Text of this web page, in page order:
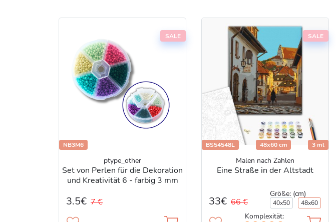
SALE
NB3M6
ptype_other
Set von Perlen für die Dekoration
und Kreativität 6 - farbig 3 mm
3.5€ 7 €
SALE
BS54548L 48x60 cm 3 ml
Malen nach Zahlen
Eine Straße in der Altstadt
33€ 66 €
Größe: (cm)
40x50 48x60
Komplexität: